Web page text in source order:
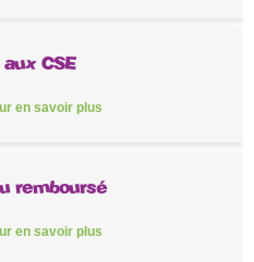
CSE
en savoir plus
remboursé
en savoir plus